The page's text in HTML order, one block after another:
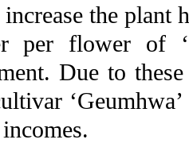
the plant
per flower of
Due to